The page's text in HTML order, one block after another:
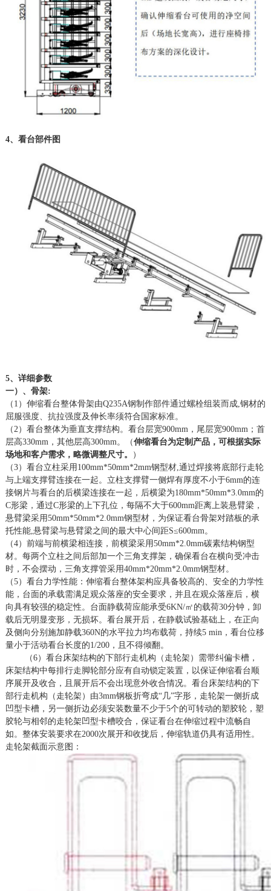
4、看台部件图
5、详细参数
一）、骨架:
（ 1）伸缩看台整体骨架由Q235A钢制作部件通过螺栓组装而成, 钢材的
屈服强度、抗拉强度及伸长率须符合国家标准。
（ 2）看台整体为垂直支撑结构。看台层宽900mm，尾层宽900mm；首
层高330mm，其他层高300mm。 （伸缩看台为定制产品，可根据实际
场地和客户需求，略微调整尺寸。
）
（3） 看台立柱采用 1 00mm*50mm*2mm钢型材, 通过焊接将底部行走轮
与上端支撑臂连接在一起。立柱支撑臂一侧焊有厚度不小于6mm的连
接钢片与看台的后横梁连接在一起，后横梁为1 80mm*50mm*3.0mm的
C形梁，通过C形梁的上下孔位，每隔不大于600mm距离上装悬臂梁，
悬臂梁采用50mm*50mm*2.0mm钢型材，为保证看台骨架对踏板的承
托性能,悬臂梁与悬臂梁之间的最大中心间距S≤600mm 。
（4）前端与前横梁相连接，前横梁采用50mm*2.0mm碳素结构钢型
材。每两个立柱之间后部加一个三角支撑架，确保看台在横向受冲击
时，不会摆动，三角支撑管采用40mm*20mm*2.0mm钢型材。
（5）看台力学性能：伸缩看台整体架构应具备较高的、安全的力学性
能，台面的承载需满足观众落座的安全要求，并且在观众落座后，横
向具有较强的稳定性。台面静载荷应能承受6KN/㎡的载荷30分钟，卸
载后无明显变形，无损坏。 看台展开后，在静载试验基础上，在正向
及侧向分别施加静载360N的水平拉力均布载荷，持续5 min，看台位移
量小于活动看台长度的1/200，且不得倾翻。
（6）看台床架结构的下部行走机构（走轮架）需带纠偏卡槽，
床架结构中每排行走脚轮部分应有自动锁定装置，以保证伸缩看台顺
序展开及收合，且展开后不会出现意外收合情况。看台床架结构的下
部行走机构（走轮架）由3mm钢板折弯成“几”字形，走轮架一侧折成
凹型卡槽，另一侧折边必须安装数量不少于5个的可转动的塑胶轮，塑
胶轮与相邻的走轮架凹型卡槽咬合，保证看台在伸缩过程中流畅自
如。整体安装要求在2000次展开和收拢后，伸缩轨道仍具有适用性。
走轮架截面示意图：